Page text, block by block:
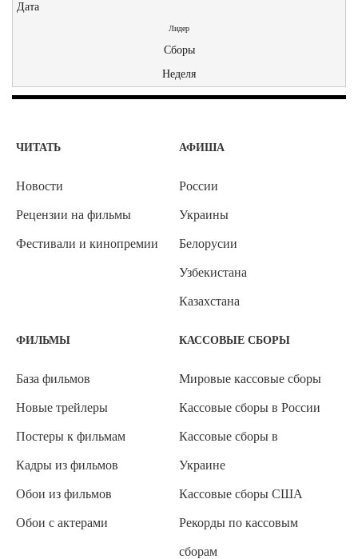
Дата
Лидер
Сборы
Неделя
ЧИТАТЬ
Новости
Рецензии на фильмы
Фестивали и кинопремии
АФИША
России
Украины
Белорусии
Узбекистана
Казахстана
ФИЛЬМЫ
База фильмов
Новые трейлеры
Постеры к фильмам
Кадры из фильмов
Обои из фильмов
Обои с актерами
КАССОВЫЕ СБОРЫ
Мировые кассовые сборы
Кассовые сборы в России
Кассовые сборы в
Украине
Кассовые сборы США
Рекорды по кассовым
сборам